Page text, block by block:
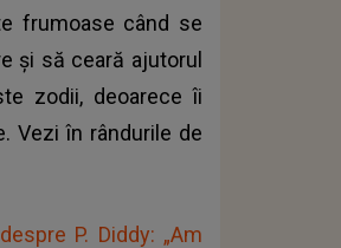
frumoase când se
și să ceară ajutorul
zodii, deoarece îi
Vezi în rândurile de
P. Diddy: „Am